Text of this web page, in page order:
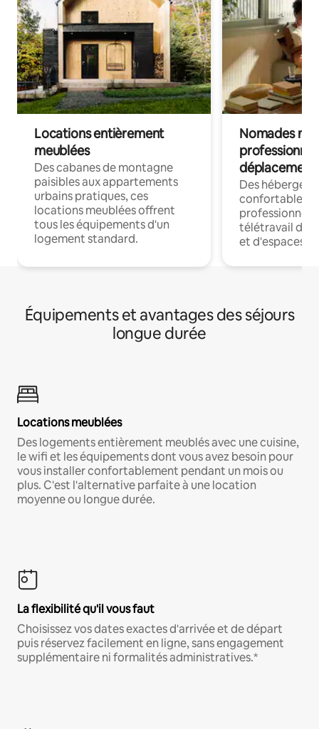
Locations entièrement
meublées
Des cabanes de montagne
paisibles aux appartements
urbains pratiques, ces
locations meublées offrent
tous les équipements d'un
logement standard.
Nomades
déplacement
Des
confortables
professionnels
télétravail
et d'espaces
Équipements et avantages des séjours
longue durée
Locations meublées
Des logements entièrement meublés avec une cuisine,
le wifi et les équipements dont vous avez besoin pour
vous installer confortablement pendant un mois ou
plus. C'est l'alternative parfaite à une location
moyenne ou longue durée.
La flexibilité qu'il vous faut
Choisissez vos dates exactes d'arrivée et de départ
puis réservez facilement en ligne, sans engagement
supplémentaire ni formalités administratives.*